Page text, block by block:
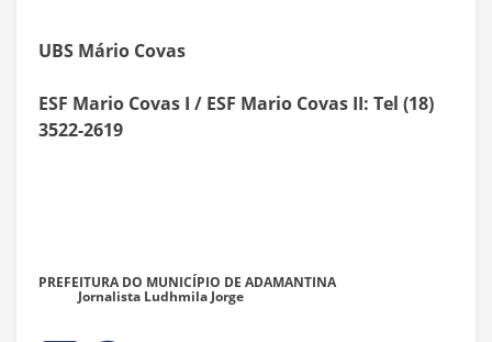
UBS Mário Covas
ESF Mario Covas I / ESF Mario Covas II: Tel (18)
3522-2619
PREFEITURA DO MUNICÍPIO DE ADAMANTINA
Jornalista Ludhmila Jorge